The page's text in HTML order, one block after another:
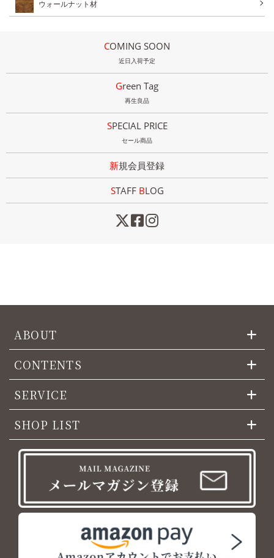
ウォールナット材
COMING SOON
近日入荷予定
Green Tag
再生良品
SPECIAL PRICE
セール商品
新規会員登録
STAFF BLOG
ABOUT
CONTENTS
SERVICE
SHOP LIST